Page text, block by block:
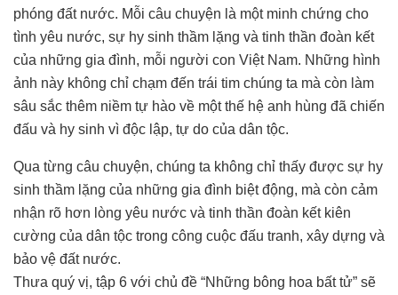
phóng đất nước. Mỗi câu chuyện là một minh chứng cho
tình yêu nước, sự hy sinh thầm lặng và tinh thần đoàn kết
của những gia đình, mỗi người con Việt Nam. Những hình
ảnh này không chỉ chạm đến trái tim chúng ta mà còn làm
sâu sắc thêm niềm tự hào về một thế hệ anh hùng đã chiến
đấu và hy sinh vì độc lập, tự do của dân tộc.
Qua từng câu chuyện, chúng ta không chỉ thấy được sự hy
sinh thầm lặng của những gia đình biệt động, mà còn cảm
nhận rõ hơn lòng yêu nước và tinh thần đoàn kết kiên
cường của dân tộc trong công cuộc đấu tranh, xây dựng và
bảo vệ đất nước.
Thưa quý vị, tập 6 với chủ đề “Những bông hoa bất tử” sẽ